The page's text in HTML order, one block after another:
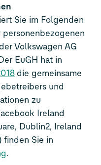
Sie im Folgenden
Volkswagen AG
EuGH hat in
die gemeinsame
und
zu
Ireland
Dublin2, Ireland
finden Sie in
.